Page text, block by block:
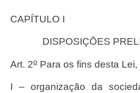
CAPÍTULO I
DISPOSIÇÕES
Art. 2o Para os fins desta
I – organização da sociedade civil: pessoa